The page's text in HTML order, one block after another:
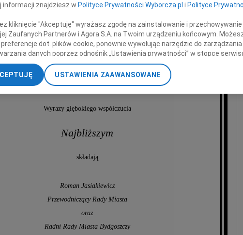
Bolesława Procha
legendarnego żużlowca Polonii Bydgoszcz
Wyrazy głębokiego współczucia
Najbliższym
składają
Roman Jasiakiewicz
Przewodniczący Rady Miasta
oraz
Radni Rady Miasta Bydgoszczy
informacji znajdziesz w Polityce Prywatności Wyborcza.pl i Polityce
kliknięcie "Akceptuję" wyrażasz zgodę na zainstalowanie i
jej Zaufanych Partnerów i Agora S.A. na Twoim urządzeniu końcowym.
dot. plików cookie, ponownie wywołując narzędzie do
danych poprzez odnośnik „Ustawienia prywatności” w stopce
zaawansowane”. Zmiana ustawień plików cookie możliwa jest także za
Zaufani Partnerzy i Agora S.A. możemy przetwarzać dane osobowe w
danych geolokalizacyjnych. Aktywne skanowanie charakterystyki
informacji na urządzeniu lub dostęp do nich. Spersonalizowane
badnie odbiorców i ulepszanie usług.Lista Zaufanych Partnerów
USTAWIENIA ZAAWANSOWANE